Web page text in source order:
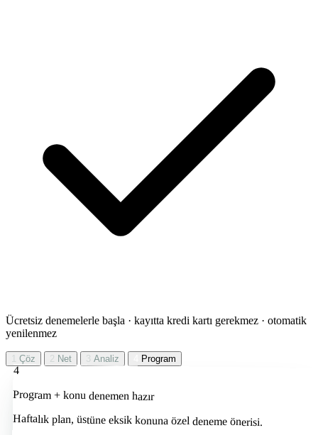
Ücretsiz denemelerle başla · kayıtta kredi kartı gerekmez · otomatik
yenilenmez
Çöz 2 Net 3 Analiz Program
4
Program + konu denemen hazır
Haftalık plan, üstüne eksik konuna özel deneme önerisi.